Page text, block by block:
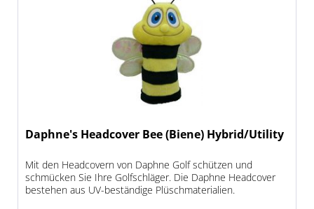
Daphne's Headcover Bee (Biene) Hybrid/Utility
Mit den Headcovern von Daphne Golf schützen und
schmücken Sie Ihre Golfschläger. Die Daphne Headcover
bestehen aus UV-beständige Plüschmaterialien.